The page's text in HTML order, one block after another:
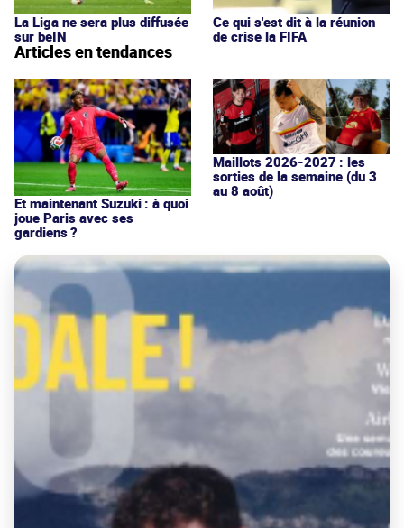
La Liga ne sera plus diffusée
sur beIN
Ce qui s'est dit à la réunion
de crise la FIFA
Articles en tendances
Et maintenant Suzuki : à quoi
joue Paris avec ses
gardiens ?
Maillots 2026-2027 : les
sorties de la semaine (du 3
au 8 août)